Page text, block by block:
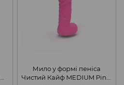
Мило у формі пеніса
Чистий Кайф MEDIUM Pink,